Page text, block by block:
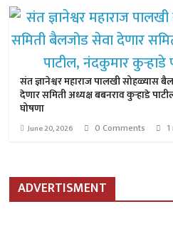
संत ज्ञानेश्वर महाराज पालखी सोहळ्यास
देणार समिती अध्यक्ष बबनराव कुऱ्हाडे
घोषणा
June 20, 2026 0 Comments
ADVERTISMENT